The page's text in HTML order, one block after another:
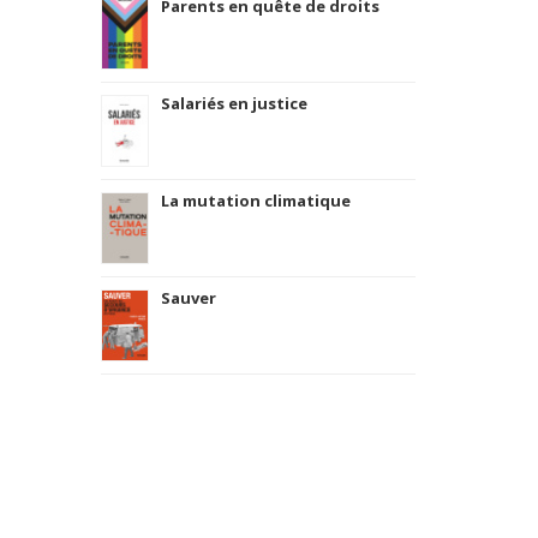
Parents en quête de droits
Salariés en justice
La mutation climatique
Sauver